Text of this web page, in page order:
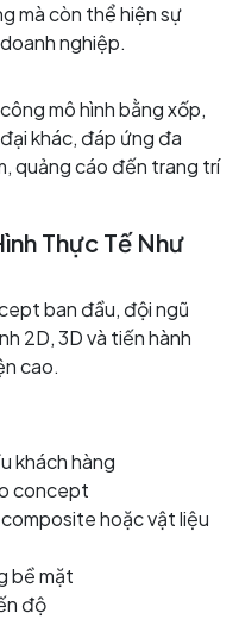
mà còn thể hiện sự
nghiệp.
mô hình bằng xốp,
khác, đáp ứng đa
quảng cáo đến trang trí
Thực Tế Như
ban đầu, đội ngũ
2D, 3D và tiến hành
cao.
khách hàng
concept
hoặc vật liệu
bề mặt
độ